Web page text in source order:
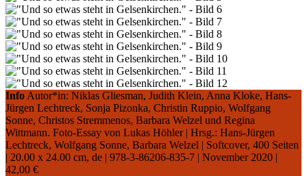
Info Autor*in: Niklas Gliesman, Judith Klein, Anna Kloke, Hans-
Jürgen Lechtreck, Sonja Pizonka, Christin Ruppio, Wolfgang
Sonne, Christos Stremmenos, Barbara Welzel und Regina
Wittmann. Foto-Essay von Lukas Höhler | Hrsg.: Hans-Jürgen
Lechtreck, Wolfgang Sonne, Barbara Welzel | Softcover, 400 Seiten
| 20.00 x 24.00 cm, de | 978-3-86206-835-7 | November 2020 |
42,00 €